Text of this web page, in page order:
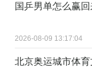
国乒男单怎么赢
2026-08-09 13:17:04
北京奥运城市体